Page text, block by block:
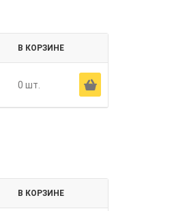
В КОРЗИНЕ
0 шт. Ä
В КОРЗИНЕ